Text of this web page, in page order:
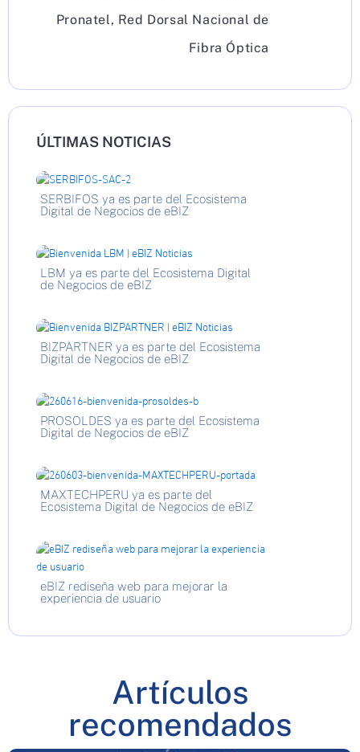
Pronatel , Red Dorsal Nacional de
Fibra Óptica
ÚLTIMAS NOTICIAS
SERBIFOS ya es parte del Ecosistema
Digital de Negocios de eBIZ
LBM ya es parte del Ecosistema Digital
de Negocios de eBIZ
BIZPARTNER ya es parte del Ecosistema
Digital de Negocios de eBIZ
PROSOLDES ya es parte del Ecosistema
Digital de Negocios de eBIZ
MAXTECHPERU ya es parte del
Ecosistema Digital de Negocios de eBIZ
eBIZ rediseña web para mejorar la
experiencia de usuario
Artículos
recomendados